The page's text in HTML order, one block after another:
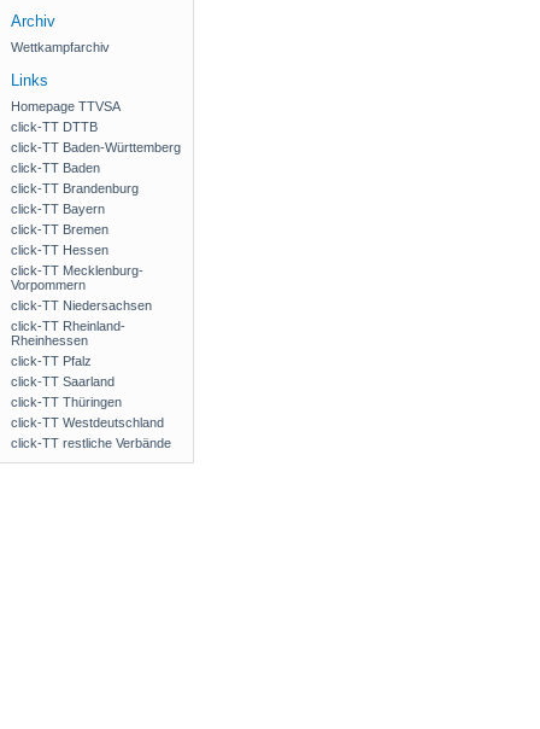
Archiv
Wettkampfarchiv
Links
Homepage TTVSA
click-TT DTTB
click-TT Baden-Württemberg
click-TT Baden
click-TT Brandenburg
click-TT Bayern
click-TT Bremen
click-TT Hessen
click-TT Mecklenburg-
Vorpommern
click-TT Niedersachsen
click-TT Rheinland-
Rheinhessen
click-TT Pfalz
click-TT Saarland
click-TT Thüringen
click-TT Westdeutschland
click-TT restliche Verbände